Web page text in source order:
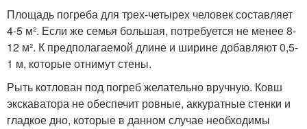
Площадь погреба для трех-четырех человек составляет
4-5 м². Если же семья большая, потребуется не менее 8-
12 м². К предполагаемой длине и ширине добавляют 0,5-
1 м, которые отнимут стены.
Рыть котлован под погреб желательно вручную. Ковш
экскаватора не обеспечит ровные, аккуратные стенки и
гладкое дно, которые в данном случае необходимы